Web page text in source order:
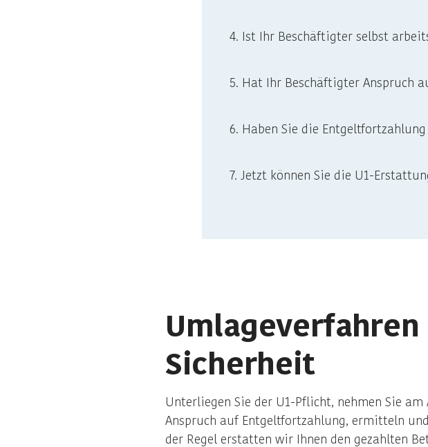
4. Ist Ihr Beschäftigter selbst
5. Hat Ihr Beschäftigter Anspruch
6. Haben Sie die
7. Jetzt können Sie die U1-
Sicherheit
Unterliegen Sie der U1-Pflicht, nehmen Sie
Anspruch auf Entgeltfortzahlung, ermitteln
der Regel erstatten wir Ihnen den gezahlten